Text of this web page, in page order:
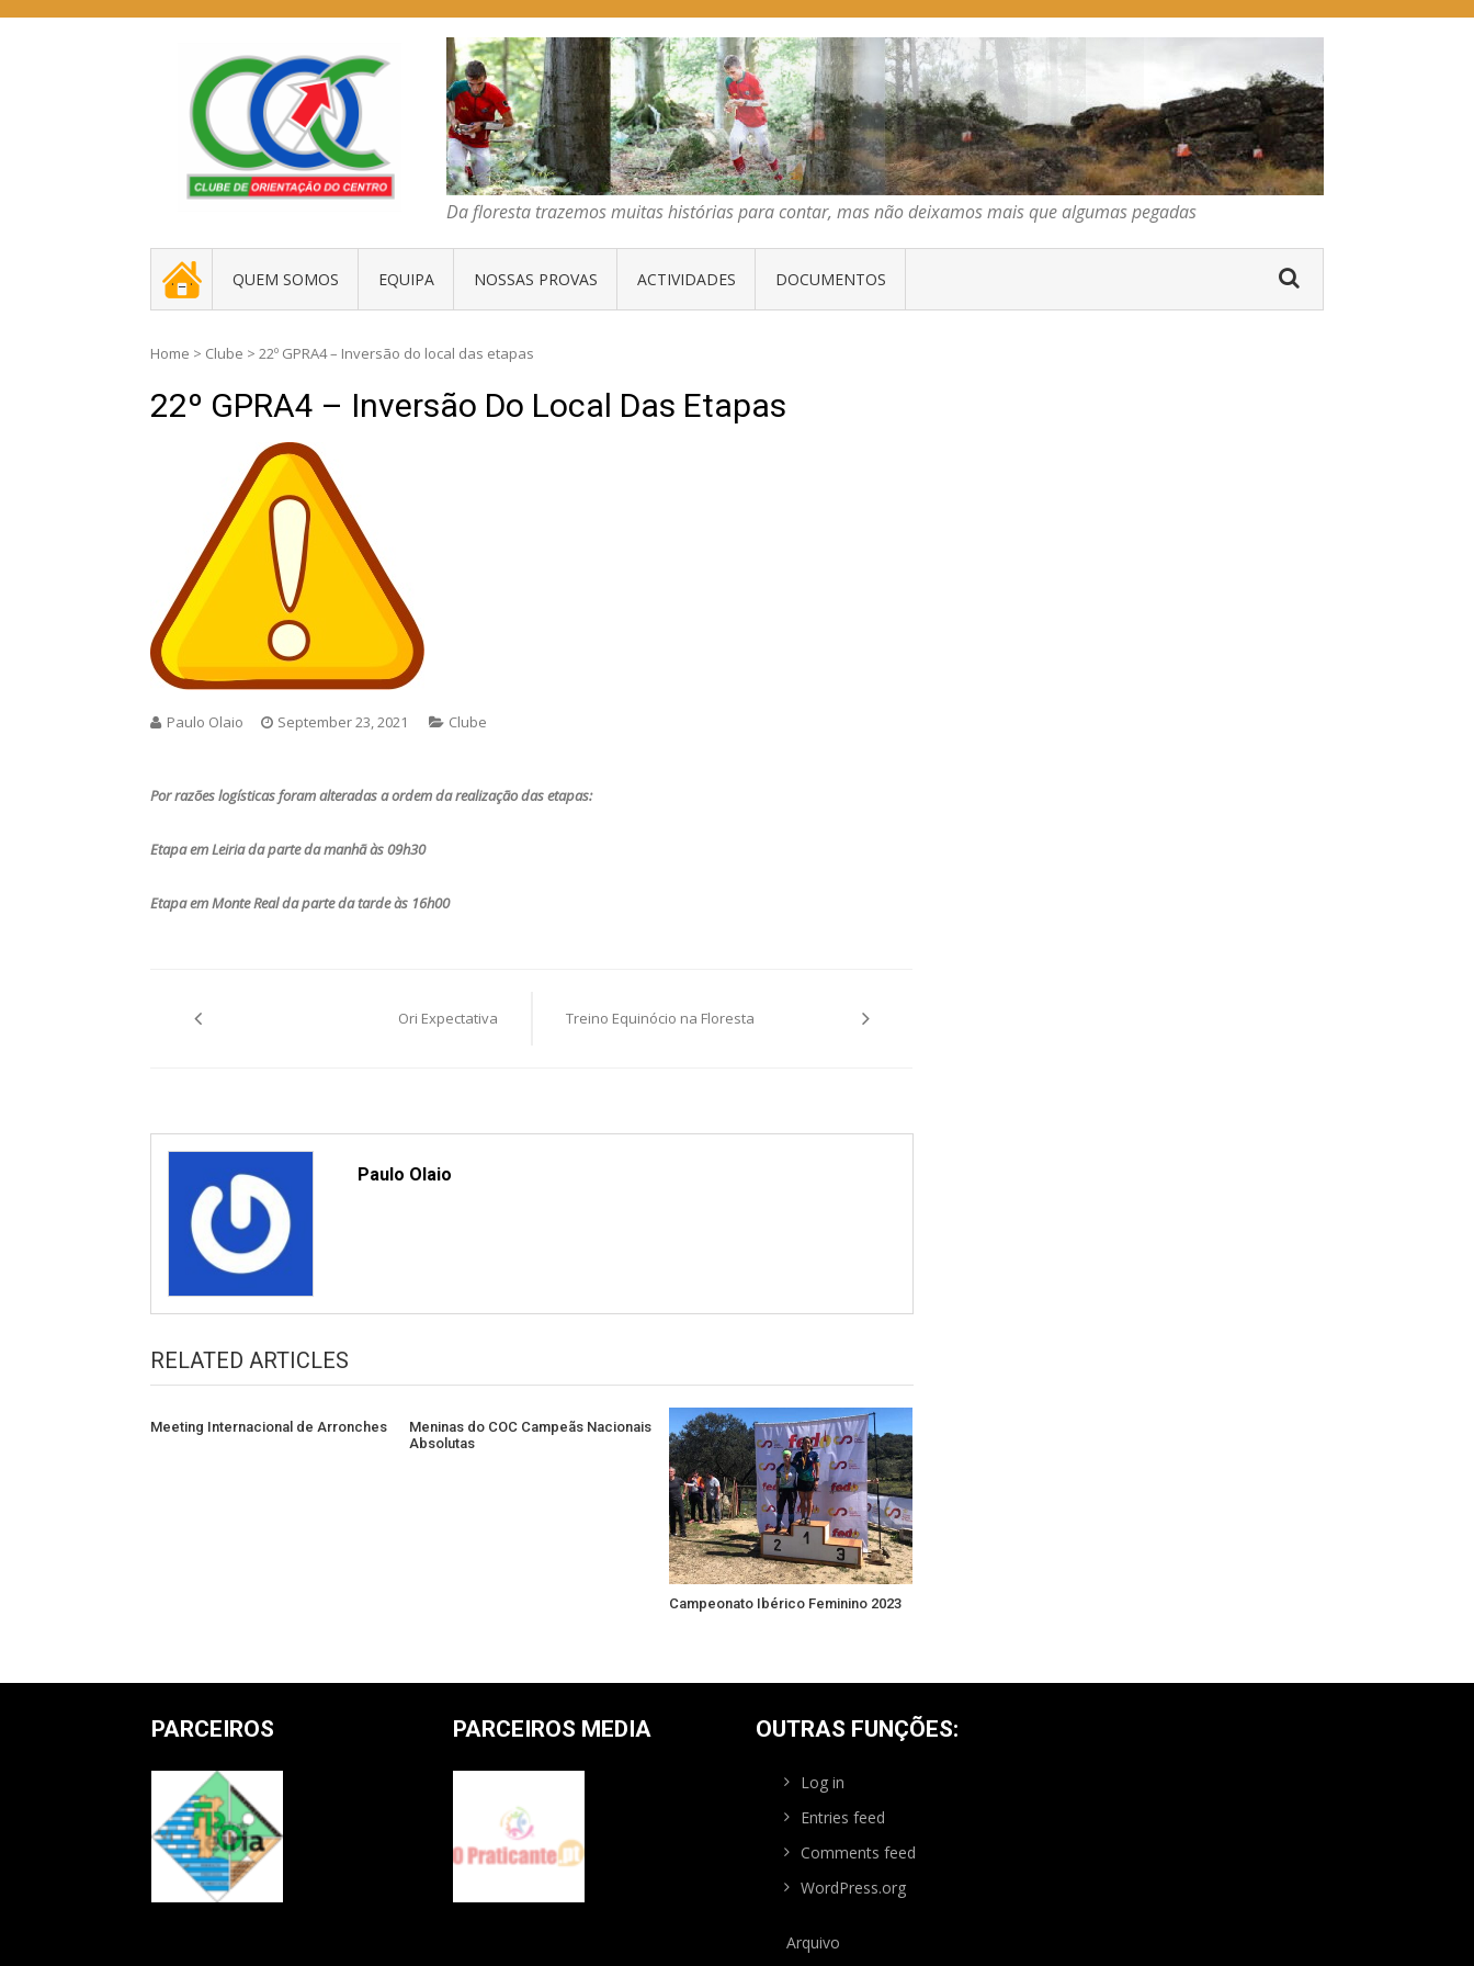
COC – CLUBE DE ORIENTAÇÃO DO CENTRO
Da floresta trazemos muitas histórias para contar, mas não deixamos mais que algumas pegadas
Da floresta trazemos muitas histórias para contar, mas não deixamos mais que algumas pegadas
. _ . QUEM SOMOS EQUIPA NOSSAS PROVAS ACTIVIDADES DOCUMENTOS
Home > Clube > 22º GPRA4 – Inversão do local das etapas
22º GPRA4 – Inversão Do Local Das Etapas
Paulo Olaio September 23, 2021 Clube
Por razões logísticas foram alteradas a ordem da realização das etapas:
Etapa em Leiria da parte da manhã às 09h30
Etapa em Monte Real da parte da tarde às 16h00
navigation
Ori Expectativa Treino Equinócio na Floresta
Paulo Olaio
RELATED ARTICLES
Meeting Internacional de Arronches
Meninas do COC Campeãs Nacionais
Absolutas
Campeonato Ibérico Feminino 2023
PARCEIROS PARCEIROS MEDIA OUTRAS FUNÇÕES:
Log in
Entries feed
Comments feed
WordPress.org
Arquivo